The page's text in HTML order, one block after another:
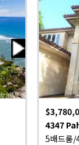
4347
5배드룸/